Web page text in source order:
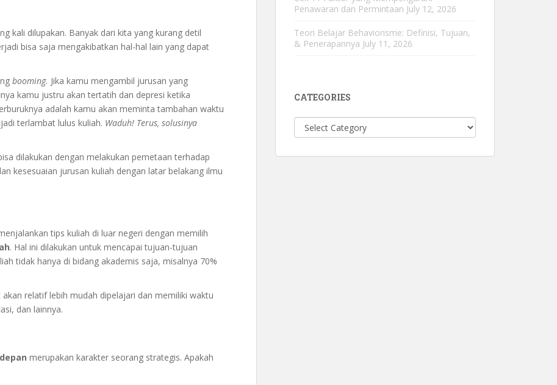
kali dilupakan. Banyak dari kita yang kurang detil
bisa saja mengakibatkan hal-hal lain yang dapat
booming. Jika kamu mengambil jurusan yang
kamu justru akan tertatih dan depresi ketika
adalah kamu akan meminta tambahan waktu
terlambat lulus kuliah. Waduh! Terus, solusinya
dilakukan dengan melakukan pemetaan terhadap
kesesuaian jurusan kuliah dengan latar belakang ilmu
tips kuliah di luar negeri dengan memilih
. Hal ini dilakukan untuk mencapai tujuan-tujuan
tidak hanya di bidang akademis saja, misalnya 70%
relatif lebih mudah dipelajari dan memiliki waktu
dan lainnya.
merupakan karakter seorang strategis. Apakah
Penawaran dan Permintaan July 12, 2026
Teori Belajar Behaviorisme: Definisi, Tujuan,
& Penerapannya July 11, 2026
CATEGORIES
Categories